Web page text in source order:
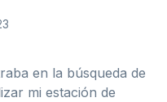
en la búsqueda de
mi estación de